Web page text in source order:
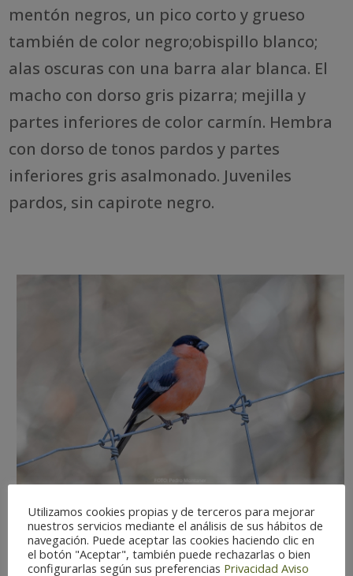
mentón negros, un pico corto y grueso
también de color negro;obispillo blanco;
alas oscuras con una barra alar blanca. El
macho con dorso gris pizarra; mejilla y
partes inferiores de color carmín. Hembra
con dorso de tonos pardos y partes
inferiores gris asalmonado. Juveniles
pardos, sin capirote negro.
Dificultad de observación:Media
Utilizamos cookies propias y de terceros para mejorar
nuestros servicios mediante el análisis de sus hábitos de
navegación. Puede aceptar las cookies haciendo clic en
el botón "Aceptar", también puede rechazarlas o bien
configurarlas según sus preferencias Privacidad Aviso